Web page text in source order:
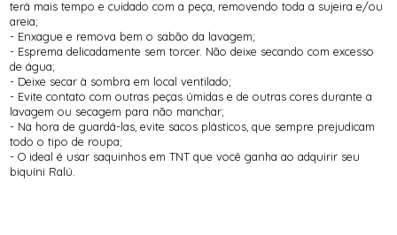
terá mais tempo e cuidado com a peça, removendo toda a sujeira e/ou
areia;
- Enxague e remova bem o sabão da lavagem;
- Esprema delicadamente sem torcer. Não deixe secando com excesso
de água;
- Deixe secar à sombra em local ventilado;
- Evite contato com outras peças úmidas e de outras cores durante a
lavagem ou secagem para não manchar;
- Na hora de guardá-las, evite sacos plásticos, que sempre prejudicam
todo o tipo de roupa;
- O ideal é usar saquinhos em TNT que você ganha ao adquirir seu
biquíni Ralú.